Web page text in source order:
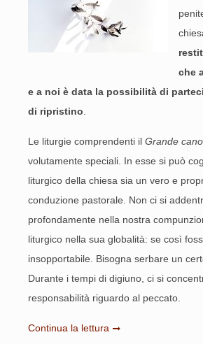
che
e a noi è data la possibilità di
di ripristino
Le liturgie comprendenti il Grande
volutamente speciali. In esse si può
liturgico della chiesa sia un vero e
conduzione pastorale. Non ci si
profondamente nella nostra
liturgico nella sua globalità: se così
insopportabile. Bisogna serbare un
Durante i tempi di digiuno, ci si
responsabilità riguardo al peccato.
Continua la lettura